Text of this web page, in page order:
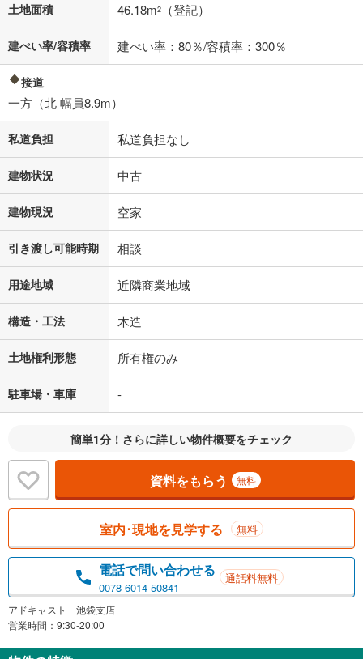
閉じる
土地面積 46.18m2 （登記）
建ぺい率/容積率 建ぺい率：80％/容積率：300％
接道
一方（北 幅員8.9m）
私道負担 私道負担なし
建物状況 中古
建物現況 空家
引き渡し可能時期 相談
用途地域 近隣商業地域
構造・工法 木造
土地権利形態 所有権のみ
駐車場・車庫 -
簡単1分！さらに詳しい物件概要をチェック
資料をもらう 無料
室内･現地を見学する 無料
電話で問い合わせる
0078-6014-50841
通話料無料
アドキャスト 池袋支店
営業時間：9:30-20:00